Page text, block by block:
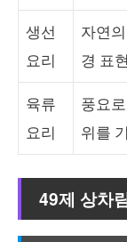
생선
요리
자연
경 표현
육류
요리
풍요
위를
49제 상차